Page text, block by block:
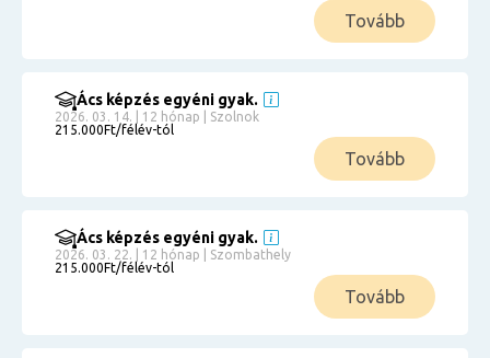
Tovább
Ács képzés egyéni gyak.
2026. 03. 14. | 12 hónap | Szolnok
215.000Ft/félév-tól
Tovább
Ács képzés egyéni gyak.
2026. 03. 22. | 12 hónap | Szombathely
215.000Ft/félév-tól
Tovább